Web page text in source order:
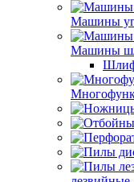
Машины
Машины